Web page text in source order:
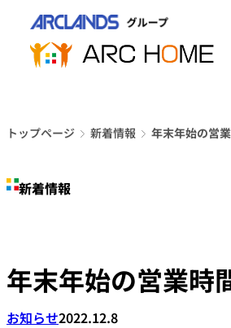
プ
営業時間は
平日9時から18時までと
なっております
トップページ 新着情報 年末年始の営
新着情報
年末年始の営業時
お知らせ2022.12.8